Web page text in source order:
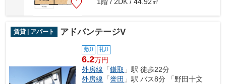
賃貸 | アパート アドバンテージV
敷0 礼0
6.2万円
外房線 「鎌取 」駅 徒歩22分
外房線 「誉田 」駅 バス8分 「野田十文